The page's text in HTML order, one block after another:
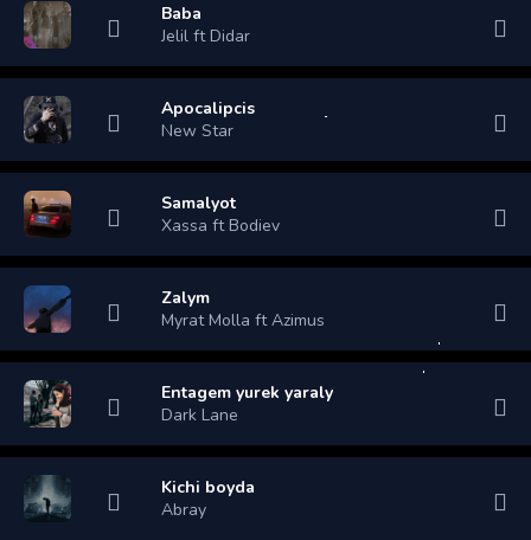
Baba
Jelil ft Didar
Apocalipcis
New Star
Samalyot
Xassa ft Bodiev
Zalym
Myrat Molla ft Azimus
Entagem yurek yaraly
Dark Lane
Kichi boyda
Abray